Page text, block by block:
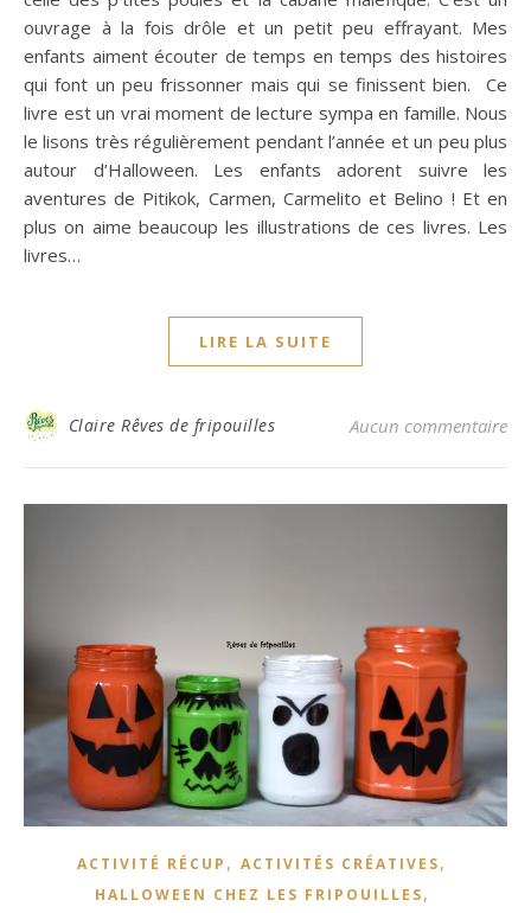
ouvrage à la fois drôle et un petit peu effrayant. Mes
enfants aiment écouter de temps en temps des histoires
qui font un peu frissonner mais qui se finissent bien. Ce
livre est un vrai moment de lecture sympa en famille. Nous
le lisons très régulièrement pendant l’année et un peu plus
autour d’Halloween. Les enfants adorent suivre les
aventures de Pitikok, Carmen, Carmelito et Belino ! Et en
plus on aime beaucoup les illustrations de ces livres. Les
livres…
LIRE LA SUITE
Claire Rêves de fripouilles Aucun commentaire
ACTIVITÉ RÉCUP , ACTIVITÉS CRÉATIVES,
HALLOWEEN CHEZ LES FRIPOUILLES,